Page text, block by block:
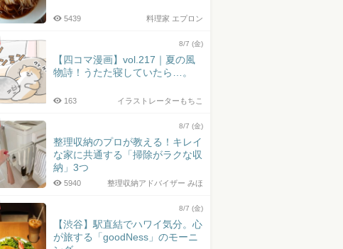
料理家 エプロン
5439
8/7 (金)
【四コマ漫画】vol.217｜夏の風
物詩！うたた寝していたら…。
イラストレーターもちこ
163
8/7 (金)
整理収納のプロが教える！キレイ
な家に共通する「掃除がラクな収
納」3つ
整理収納アドバイザー みほ
5940
8/7 (金)
【渋谷】駅直結でハワイ気分。心
が旅する「goodNess」のモーニ